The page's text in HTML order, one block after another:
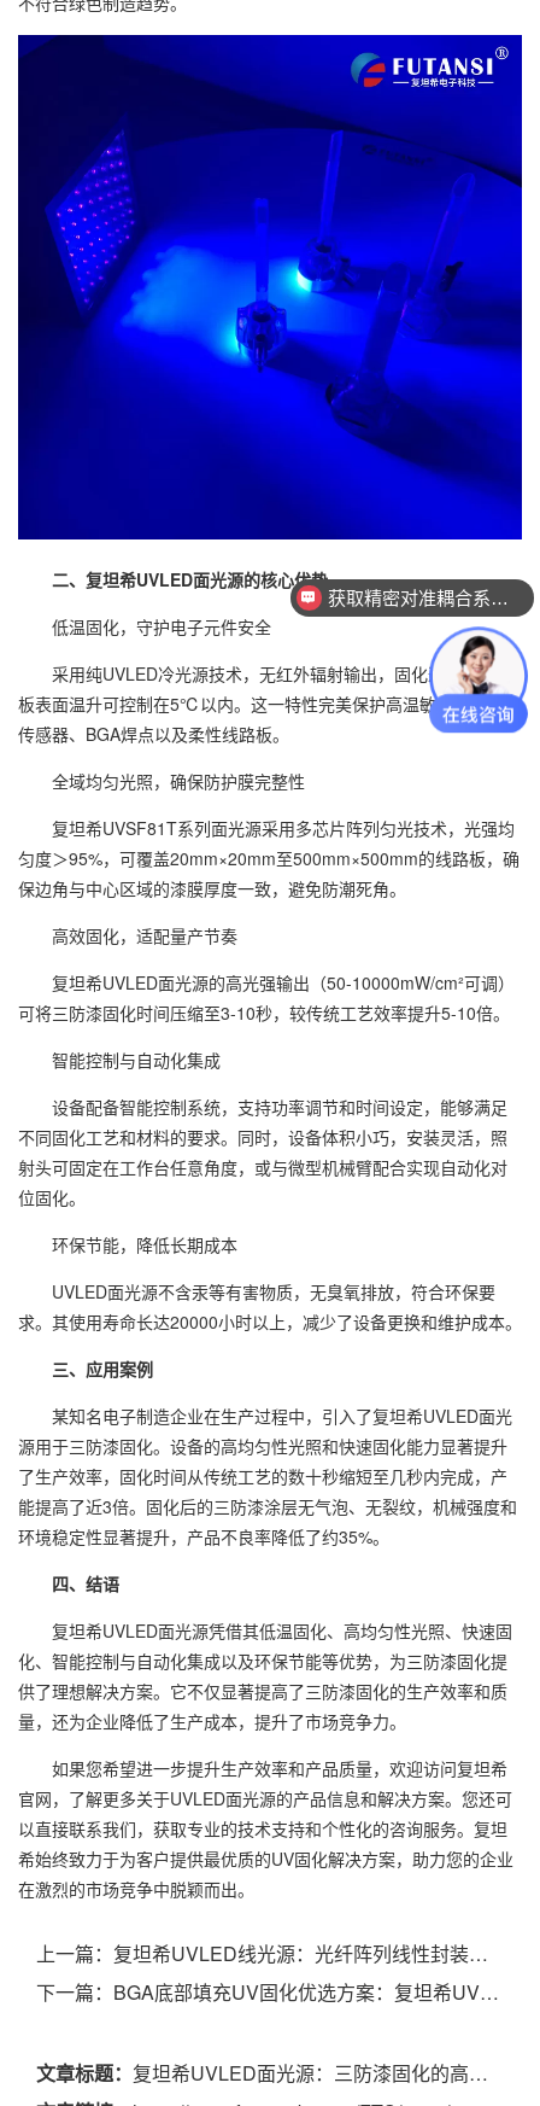
二、复坦希UVLED面光源的核心优势
低温固化，守护电子元件安全
采用纯UVLED冷光源技术，无红外辐射输出，固化过程中线路
板表面温升可控制在5℃以内。这一特性完美保护高温敏感的芯片、
传感器、BGA焊点以及柔性线路板。
全域均匀光照，确保防护膜完整性
复坦希UVSF81T系列面光源采用多芯片阵列匀光技术，光强均
匀度＞95%，可覆盖20mm×20mm至500mm×500mm的线路板，确
保边角与中心区域的漆膜厚度一致，避免防潮死角。
高效固化，适配量产节奏
复坦希UVLED面光源的高光强输出（50-10000mW/cm²可调）
可将三防漆固化时间压缩至3-10秒，较传统工艺效率提升5-10倍。
智能控制与自动化集成
设备配备智能控制系统，支持功率调节和时间设定，能够满足
不同固化工艺和材料的要求。同时，设备体积小巧，安装灵活，照
射头可固定在工作台任意角度，或与微型机械臂配合实现自动化对
位固化。
环保节能，降低长期成本
UVLED面光源不含汞等有害物质，无臭氧排放，符合环保要
求。其使用寿命长达20000小时以上，减少了设备更换和维护成本。
三、应用案例
某知名电子制造企业在生产过程中，引入了复坦希UVLED面光
源用于三防漆固化。设备的高均匀性光照和快速固化能力显著提升
了生产效率，固化时间从传统工艺的数十秒缩短至几秒内完成，产
能提高了近3倍。固化后的三防漆涂层无气泡、无裂纹，机械强度和
环境稳定性显著提升，产品不良率降低了约35%。
四、结语
复坦希UVLED面光源凭借其低温固化、高均匀性光照、快速固
化、智能控制与自动化集成以及环保节能等优势，为三防漆固化提
供了理想解决方案。它不仅显著提高了三防漆固化的生产效率和质
量，还为企业降低了生产成本，提升了市场竞争力。
如果您希望进一步提升生产效率和产品质量，欢迎访问复坦希
官网，了解更多关于UVLED面光源的产品信息和解决方案。您还可
以直接联系我们，获取专业的技术支持和个性化的咨询服务。复坦
希始终致力于为客户提供最优质的UV固化解决方案，助力您的企业
在激烈的市场竞争中脱颖而出。
上一篇： 复坦希UVLED线光源：光纤阵列线性封装的高效解决方案
下一篇： BGA底部填充UV固化优选方案：复坦希UVLED点光源赋能电子制造高效生产
文章标题： 复坦希UVLED面光源：三防漆固化的高效解决方案
获取精密对准耦合系统技术方案